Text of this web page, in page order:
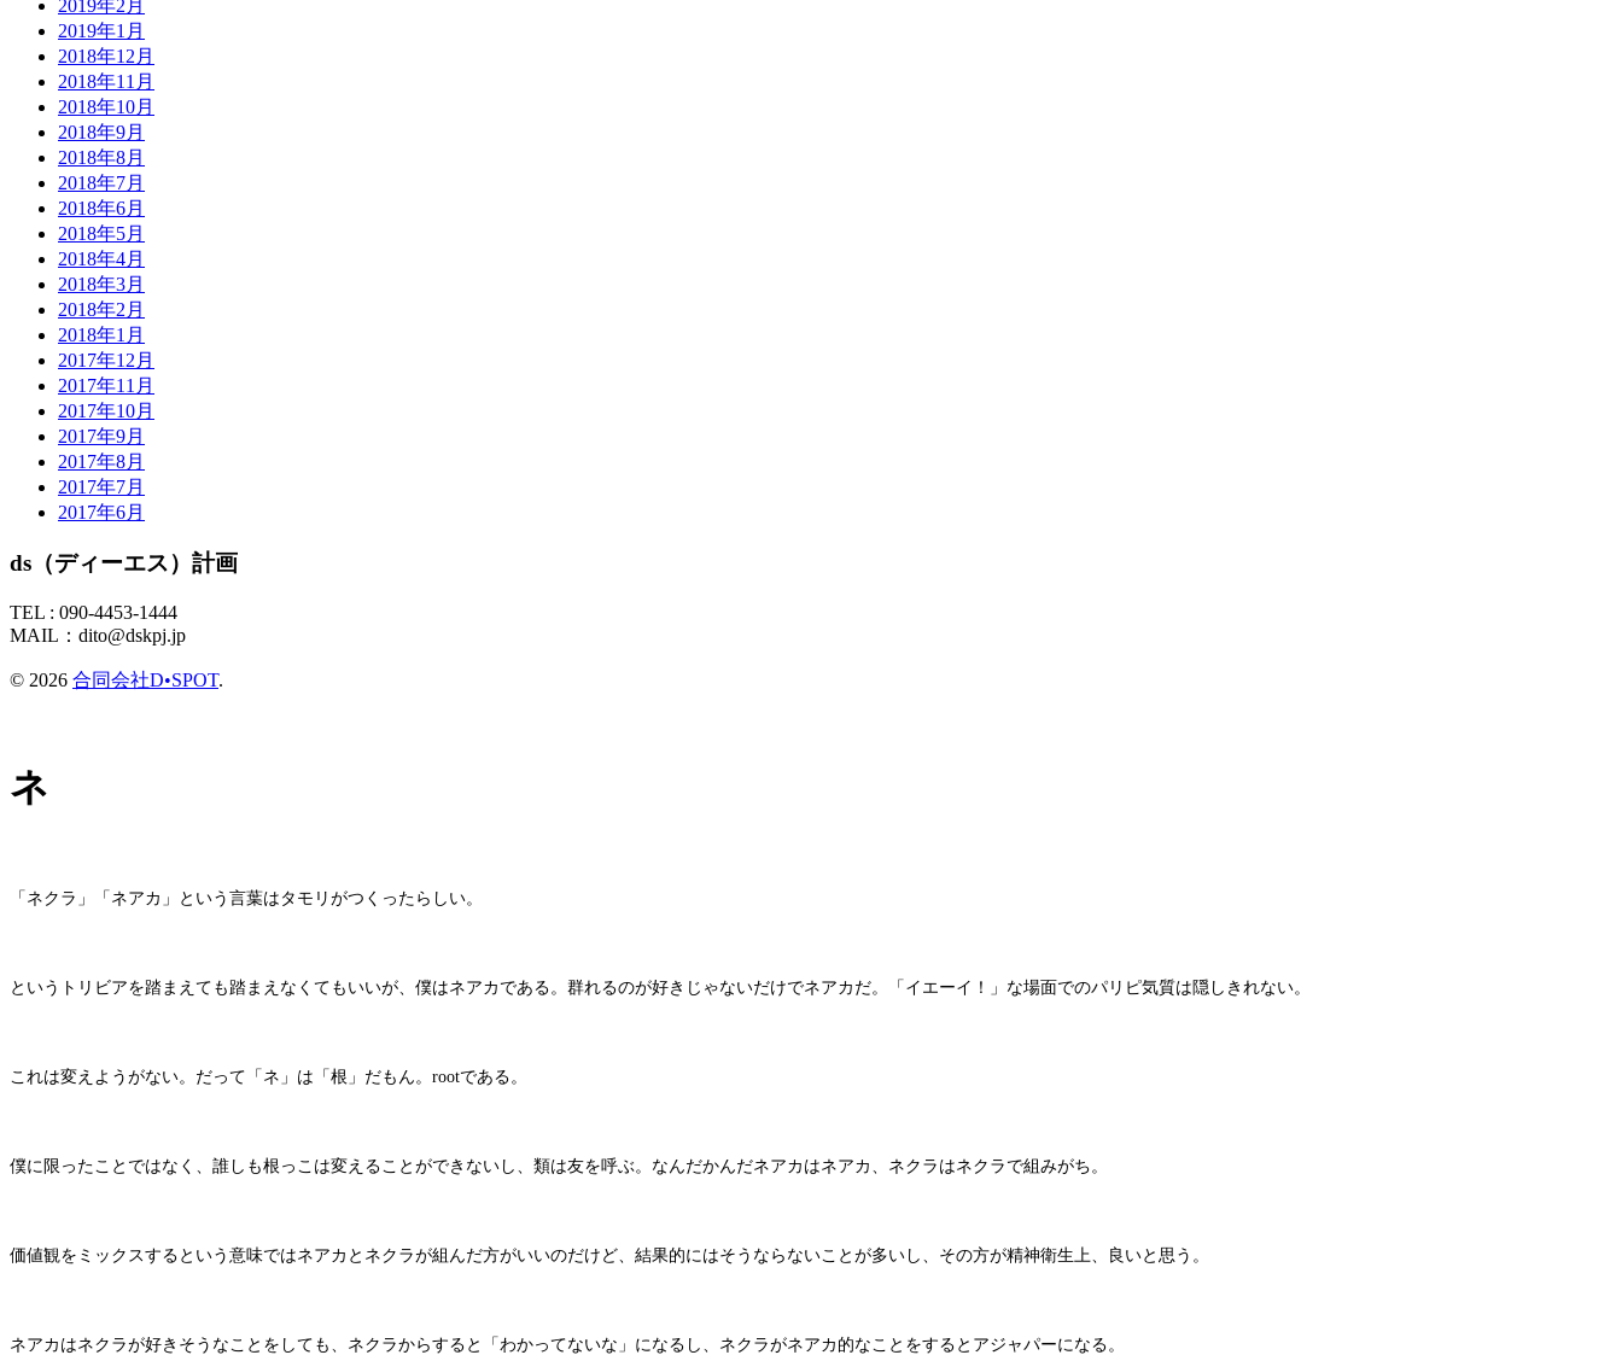
2019年2月
2019年1月
2018年12月
2018年11月
2018年10月
2018年9月
2018年8月
2018年7月
2018年6月
2018年5月
2018年4月
2018年3月
2018年2月
2018年1月
2017年12月
2017年11月
2017年10月
2017年9月
2017年8月
2017年7月
2017年6月
ds（ディーエス）計画
TEL : 090-4453-1444
MAIL： dito@dskpj.jp
© 2026 合同会社D•SPOT.
ネ
「ネクラ」「ネアカ」という言葉はタモリがつくったらしい。
というトリビアを踏まえても踏まえなくてもいいが、僕はネアカである。群れるのが好きじゃないだけでネアカだ。「イエーイ！」な場面でのパリピ気質は隠しきれない。
これは変えようがない。だって「ネ」は「根」だもん。rootである。
僕に限ったことではなく、誰しも根っこは変えることができないし、類は友を呼ぶ。なんだかんだネアカはネアカ、ネクラはネクラで組みがち。
価値観をミックスするという意味ではネアカとネクラが組んだ方がいいのだけど、結果的にはそうならないことが多いし、その方が精神衛生上、良いと思う。
ネアカはネクラが好きそうなことをしても、ネクラからすると「わかってないな」になるし、ネクラがネアカ的なことをするとアジャパーになる。